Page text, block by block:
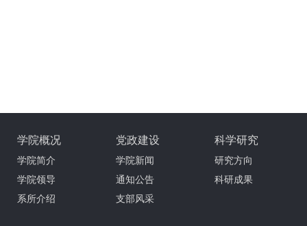
学院概况
学院简介
学院领导
系所介绍
党政建设
学院新闻
通知公告
支部风采
科学研究
研究方向
科研成果